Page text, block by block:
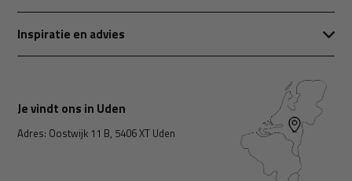
Inspiratie en advies
Je vindt ons in Uden
Adres: Oostwijk 11 B, 5406 XT Uden